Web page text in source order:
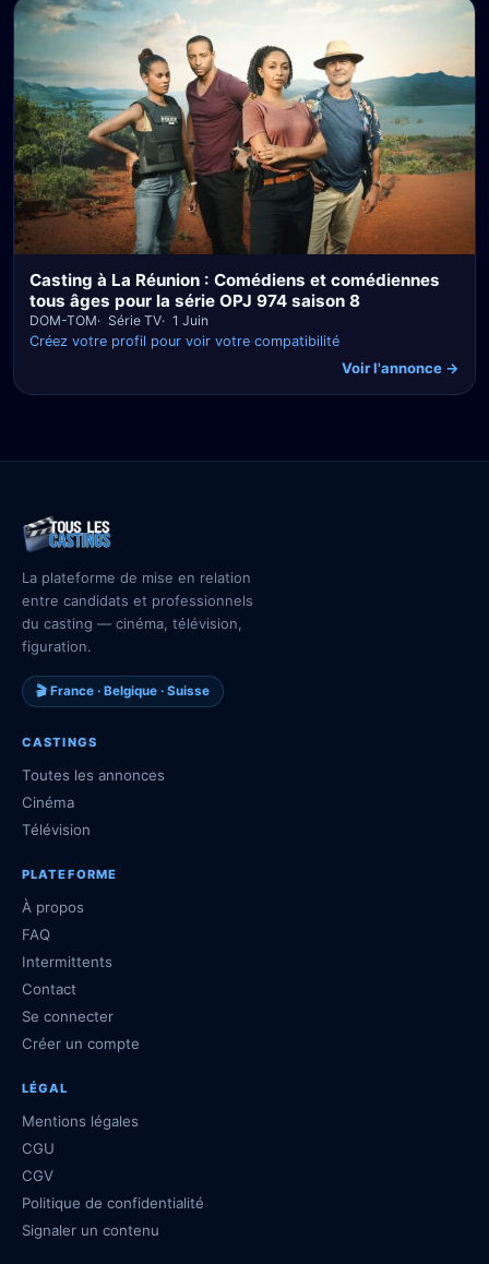
Casting à La Réunion : Comédiens et comédiennes
tous âges pour la série OPJ 974 saison 8
DOM-TOM Série TV
1 Juin
Créez votre profil pour voir votre compatibilité
Voir l'annonce →
La plateforme de mise en relation
entre candidats et professionnels
du casting — cinéma, télévision,
figuration.
🎬 France · Belgique · Suisse
CASTINGS
Toutes les annonces
Cinéma
Télévision
PLATEFORME
À propos
FAQ
Intermittents
Contact
Se connecter
Créer un compte
LÉGAL
Mentions légales
CGU
CGV
Politique de confidentialité
Signaler un contenu